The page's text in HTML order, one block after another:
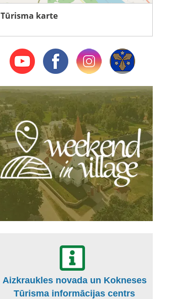
Tūrisma karte
Aizkraukles novada un Kokneses
Tūrisma informācijas centrs